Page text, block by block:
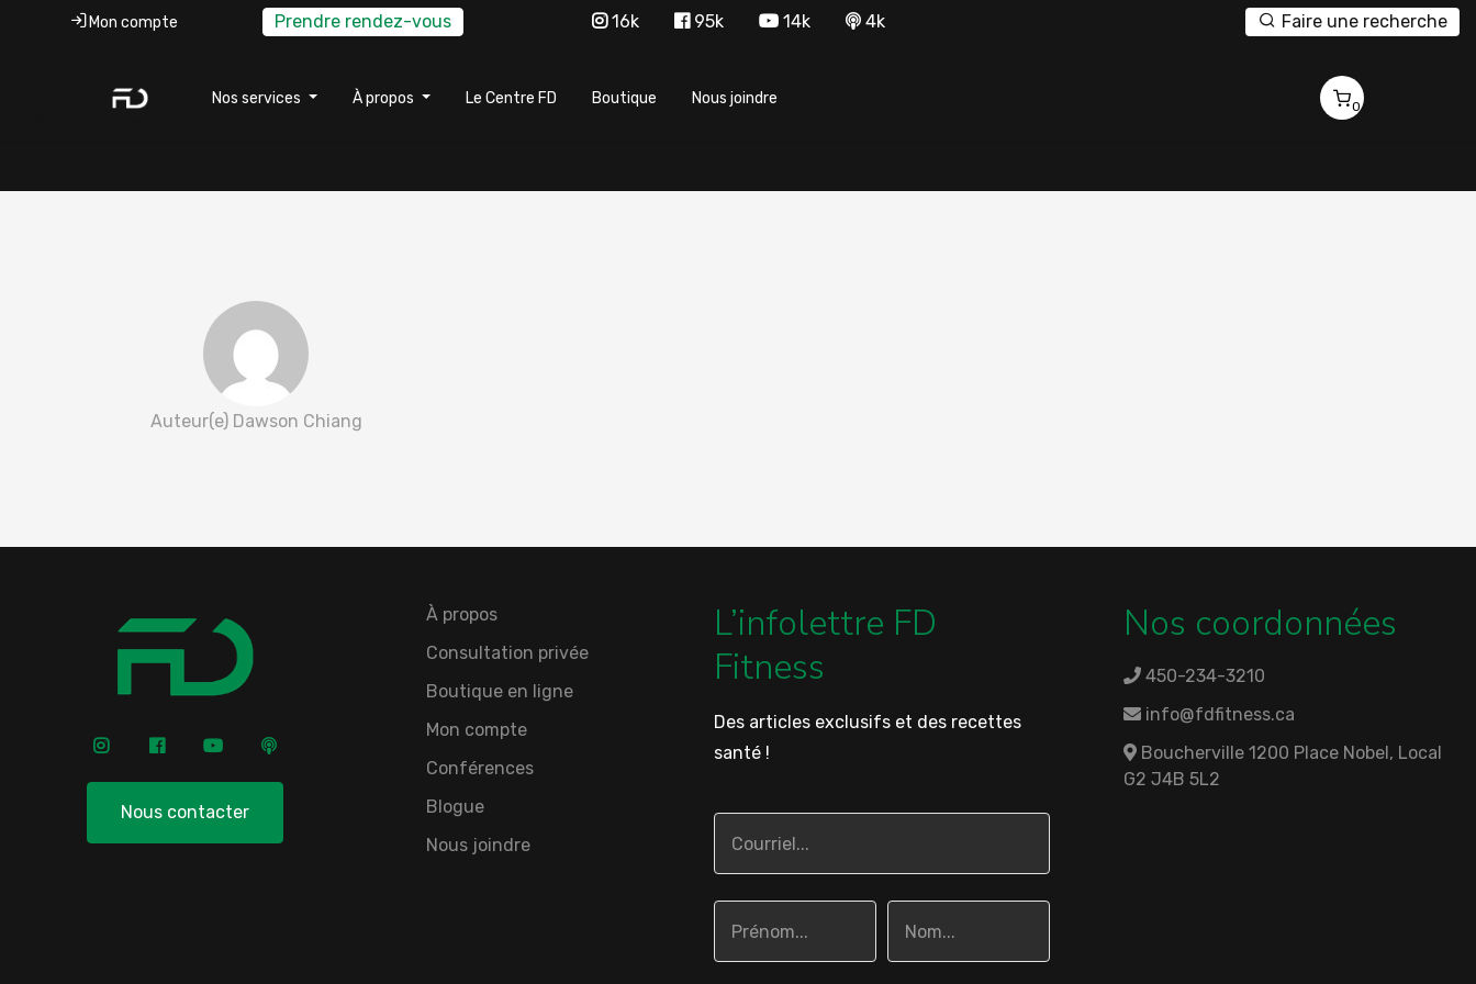
Mon compte Prendre rendez-vous 16k 95k 14k 4k Faire une recherche
Nos services À propos Le Centre FD Boutique Nous joindre 0
Auteur(e) Dawson Chiang
Nous contacter
À propos
Consultation privée
Boutique en ligne
Mon compte
Conférences
Blogue
Nous joindre
L’infolettre FD
Fitness
Des articles exclusifs et des recettes
santé !
Nos coordonnées
450-234-3210
info@fdfitness.ca
Boucherville 1200 Place Nobel, Local
G2 J4B 5L2